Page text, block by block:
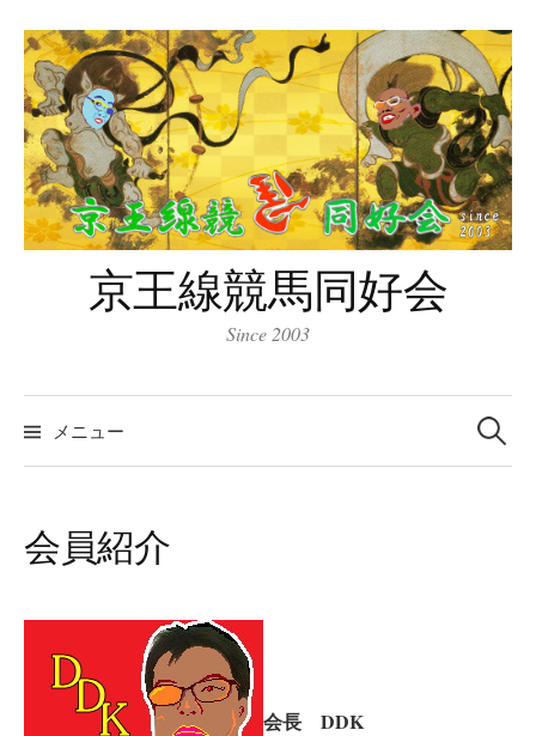
ン
テ
ン
ツ
へ
ス
キ
京王線競馬同好会
Since 2003
メニュー
検
索:
会員紹介
会長 DDK